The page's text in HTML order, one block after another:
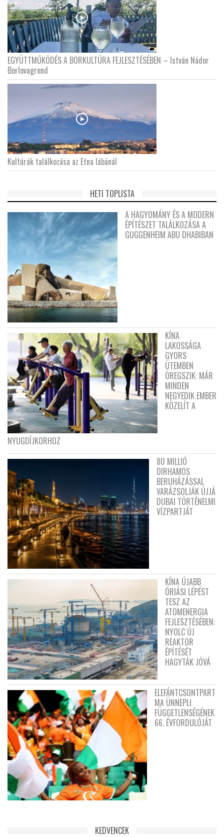
EGYÜTTMŰKÖDÉS A BORKULTÚRA FEJLESZTÉSÉBEN – István Nádor
Borlovagrend
Kultúrák találkozása az Etna lábánál
HETI TOPLISTA
A HAGYOMÁNY ÉS A MODERN
ÉPÍTÉSZET TALÁLKOZÁSA A
GUGGENHEIM ABU DHABIBAN
KÍNA
LAKOSSÁGA
GYORS
ÜTEMBEN
ÖREGSZIK: MÁR
MINDEN
NEGYEDIK EMBER
KÖZELÍT A
NYUGDÍJKORHOZ
80 MILLIÓ
DIRHAMOS
BERUHÁZÁSSAL
VARÁZSOLJÁK ÚJJÁ
DUBAI TÖRTÉNELMI
VÍZPARTJÁT
KÍNA ÚJABB
ÓRIÁSI LÉPÉST
TESZ AZ
ATOMENERGIA
FEJLESZTÉSÉBEN:
NYOLC ÚJ
REAKTOR
ÉPÍTÉSÉT
HAGYTÁK JÓVÁ
ELEFÁNTCSONTPART
MA ÜNNEPLI
FÜGGETLENSÉGÉNEK
66. ÉVFORDULÓJÁT
KEDVENCEK